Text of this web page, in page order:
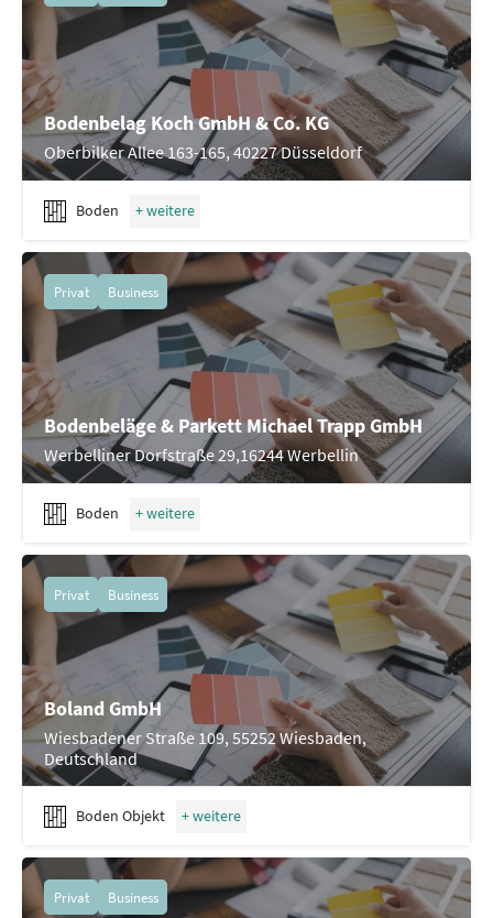
Bodenbelag Koch GmbH & Co. KG
Oberbilker Allee 163-165, 40227 Düsseldorf
Boden
Bodenbeläge & Parkett Michael Trapp GmbH
Werbelliner Dorfstraße 29,16244 Werbellin
Privat Business
Boden
Boland GmbH
Wiesbadener Straße 109, 55252 Wiesbaden,
Deutschland
Privat Business
Boden Objekt
Privat Business